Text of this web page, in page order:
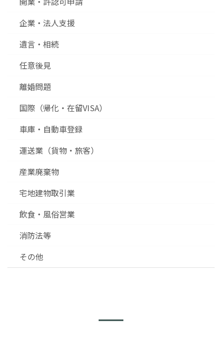
企業・法人支援
遺言・相続
任意後見
離婚問題
国際（帰化・在留VISA）
車庫・自動車登録
運送業（貨物・旅客）
産業廃棄物
宅地建物取引業
飲食・風俗営業
消防法等
その他